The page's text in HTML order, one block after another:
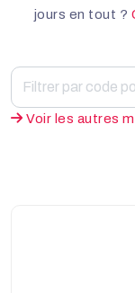
jours en tout ?
Voir les autres